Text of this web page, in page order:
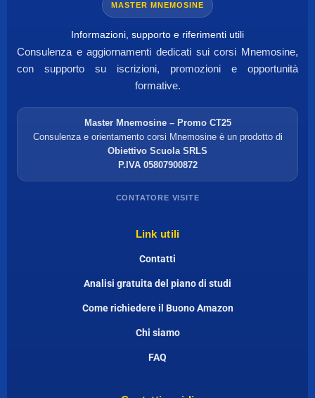
MASTER MNEMOSINE
Informazioni, supporto e riferimenti utili
Consulenza e aggiornamenti dedicati sui corsi Mnemosine,
con supporto su iscrizioni, promozioni e opportunità
formative.
Master Mnemosine – Promo CT25
Consulenza e orientamento corsi Mnemosine è un prodotto di
Obiettivo Scuola SRLS
P.IVA 05807900872
CONTATORE VISITE
Link utili
Contatti
Analisi gratuita del piano di studi
Come richiedere il Buono Amazon
Chi siamo
FAQ